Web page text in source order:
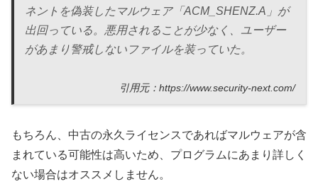
ネントを偽装したマルウェア「ACM_SHENZ.A」が
出回っている。悪用されることが少なく、ユーザー
があまり警戒しないファイルを装っていた。
引用元：https://www.security-next.com/
もちろん、中古の永久ライセンスであればマルウェアが含
まれている可能性は高いため、プログラムにあまり詳しく
ない場合はオススメしません。